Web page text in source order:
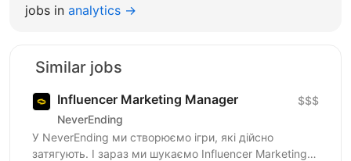
jobs in analytics →
Similar jobs
Influencer Marketing Manager
NeverEnding
$$$
У NeverEnding ми створюємо ігри, які дійсно
затягують. І зараз ми шукаємо Influencer Marketing